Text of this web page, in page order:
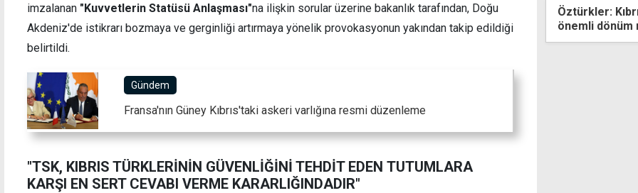
imzalanan "Kuvvetlerin Statüsü Anlaşması"na ilişkin sorular üzerine bakanlık tarafından, Doğu
Akdeniz'de istikrarı bozmaya ve gerginliği artırmaya yönelik provokasyonun yakından takip edildiği
belirtildi.
Gündem
Fransa'nın Güney Kıbrıs'taki askeri varlığına resmi düzenleme
"TSK, KIBRIS TÜRKLERİNİN GÜVENLİĞİNİ TEHDİT EDEN TUTUMLARA
KARŞI EN SERT CEVABI VERME KARARLIĞINDADIR"
Erdoğan'dan Cumhurbaşkanı Erhürman'a
geçmiş olsun telefonu
Öztürkler: Kıbrıs Türk halkının tarihindeki en
önemli dönüm noktalarından biri
"Bir ülke
ilişkileriyle ve
yönetilemez"